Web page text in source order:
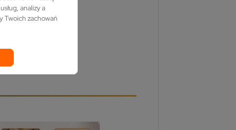
analizy a
Twoich zachowań